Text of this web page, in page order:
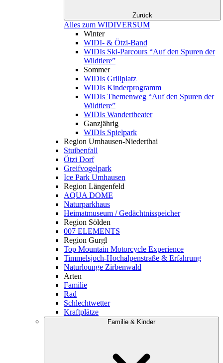
Zurück
Alles zum WIDIVERSUM
Winter
WIDI- & Ötzi-Band
WIDIs Ski-Parcours “Auf den Spuren der
Wildtiere”
Sommer
WIDIs Grillplatz
WIDIs Kinderprogramm
WIDIs Themenweg “Auf den Spuren der
Wildtiere”
WIDIs Wandertheater
Ganzjährig
WIDIs Spielpark
Region Umhausen-Niederthai
Stuibenfall
Ötzi Dorf
Greifvogelpark
Ice Park Umhausen
Region Längenfeld
AQUA DOME
Naturparkhaus
Heimatmuseum / Gedächtnisspeicher
Region Sölden
007 ELEMENTS
Region Gurgl
Top Mountain Motorcycle Experience
Timmelsjoch-Hochalpenstraße & Erfahrung
Naturlounge Zirbenwald
Arten
Familie
Rad
Schlechtwetter
Kraftplätze
Familie & Kinder